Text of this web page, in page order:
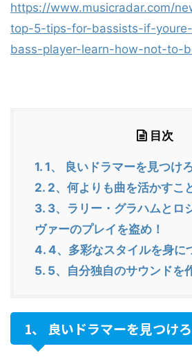
https://www.musicradar.com/
top-5-tips-for-bassists-if-
bass-player-learn-how-not-to-
目次
1. 1、 良いドラマーを見つけ
2. 2、何よりも曲を活かすこ
3. 3、ラリー・グラハムとロ
ヴァーのプレイを盗め！
4. 4、多彩なスタイルを身に
5. 5、自分独自のサウンドを
1、 良いドラマーを見つけろ